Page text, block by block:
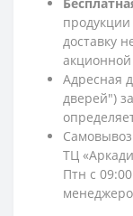
доставку
Адресная
дверей")
ТЦ
Птн с